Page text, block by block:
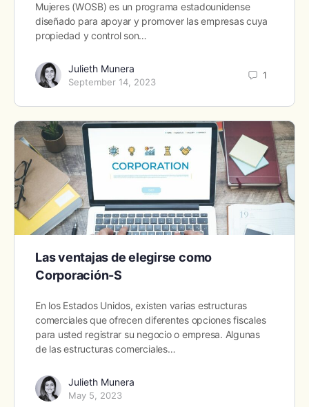
Mujeres (WOSB) es un programa estadounidense
diseñado para apoyar y promover las empresas cuya
propiedad y control son…
Julieth Munera
September 14, 2023
1
Las ventajas de elegirse como
Corporación-S
En los Estados Unidos, existen varias estructuras
comerciales que ofrecen diferentes opciones fiscales
para usted registrar su negocio o empresa. Algunas
de las estructuras comerciales…
Julieth Munera
May 5, 2023